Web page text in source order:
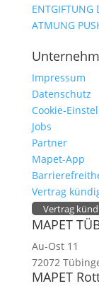
ENTGIFTUNG
ATMUNG
Impressum
Datenschutz
Cookie-
Jobs
Partner
Mapet-App
Vertrag
Vertrag
MAPET
Au-Ost 11
72072
MAPET